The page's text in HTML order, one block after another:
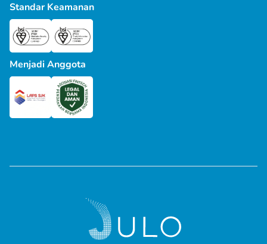
Standar Keamanan
Menjadi Anggota